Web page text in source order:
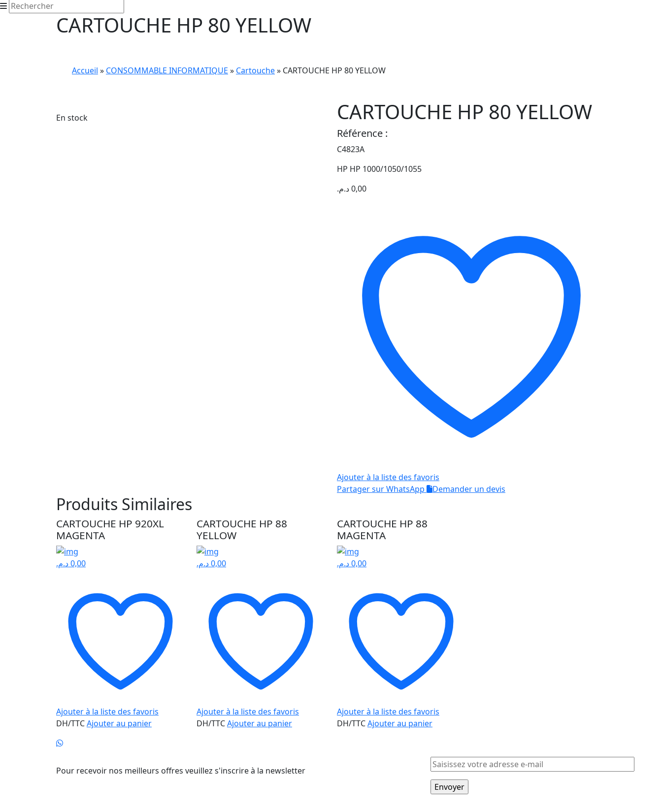
CARTOUCHE HP 80 YELLOW
Accueil » CONSOMMABLE INFORMATIQUE » Cartouche» CARTOUCHE HP 80 YELLOW
En stock CARTOUCHE HP 80 YELLOW
Référence :
C4823A
HP HP 1000/1050/1055
0,00د.م.
Ajouter à la liste des favoris
Partager sur WhatsApp
Demander un devis
Produits Similaires
CARTOUCHE HP 920XL
MAGENTA
0,00د.م.
Ajouter à la liste des favoris
DH/TTCAjouter au panier
CARTOUCHE HP 88
YELLOW
0,00د.م.
Ajouter à la liste des favoris
DH/TTCAjouter au panier
CARTOUCHE HP 88
MAGENTA
0,00د.م.
Ajouter à la liste des favoris
DH/TTCAjouter au panier
Pour recevoir nos meilleurs offres veuillez s'inscrire à la newsletter